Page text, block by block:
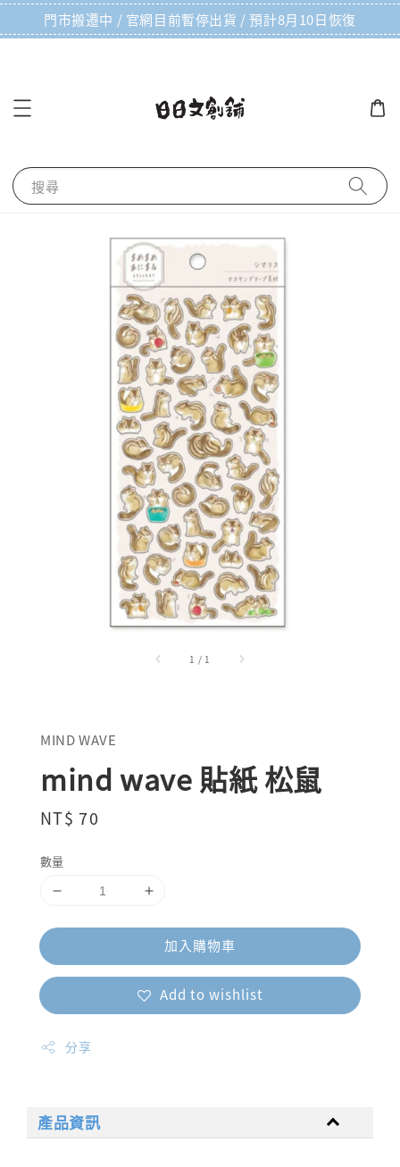
門市搬遷中 / 官網目前暫停出貨 / 預計8月10日恢復
搜尋
1 / 1
MIND WAVE
mind wave 貼紙 松鼠
Regular
NT$ 70
數量
加入購物車
Add to wishlist
分享
產品資訊